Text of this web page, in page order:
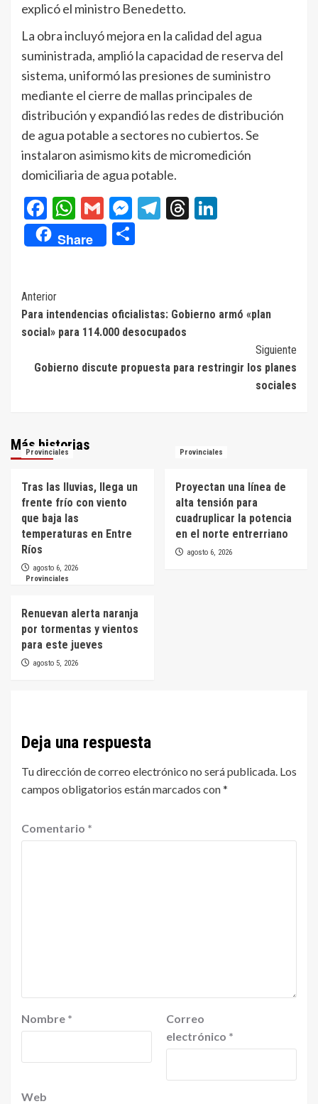
explicó el ministro Benedetto.
La obra incluyó mejora en la calidad del agua
suministrada, amplió la capacidad de reserva del
sistema, uniformó las presiones de suministro
mediante el cierre de mallas principales de
distribución y expandió las redes de distribución
de agua potable a sectores no cubiertos. Se
instalaron asimismo kits de micromedición
domiciliaria de agua potable.
Facebook
WhatsApp
GmailMessenger
Telegram
Threads
Share
Navegación
de
entradas
Anterior
Para intendencias oficialistas: Gobierno armó «plan
social» para 114.000 desocupados
Siguiente
Gobierno discute propuesta para restringir los planes
sociales
Más historias
Provinciales
Tras las lluvias, llega un
frente frío con viento
que baja las
temperaturas en Entre
Ríos
agosto 6, 2026
Provinciales
Proyectan una línea de
alta tensión para
cuadruplicar la potencia
en el norte entrerriano
agosto 6, 2026
Provinciales
Renuevan alerta naranja
por tormentas y vientos
para este jueves
agosto 5, 2026
Deja una respuesta
Tu dirección de correo electrónico no será publicada. Los
campos obligatorios están marcados con*
Comentario *
Nombre *
Correo
electrónico *
Web